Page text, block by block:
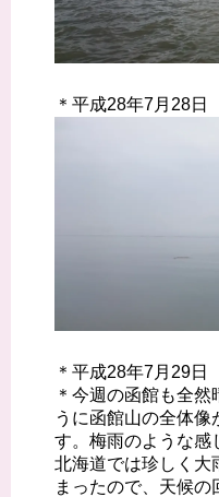
＊平成28年7月28日
＊平成28年7月29日
＊今週の函館も全
うに函館山の全体
す。梅雨のような感
北海道では珍しく大
まったので、天候の